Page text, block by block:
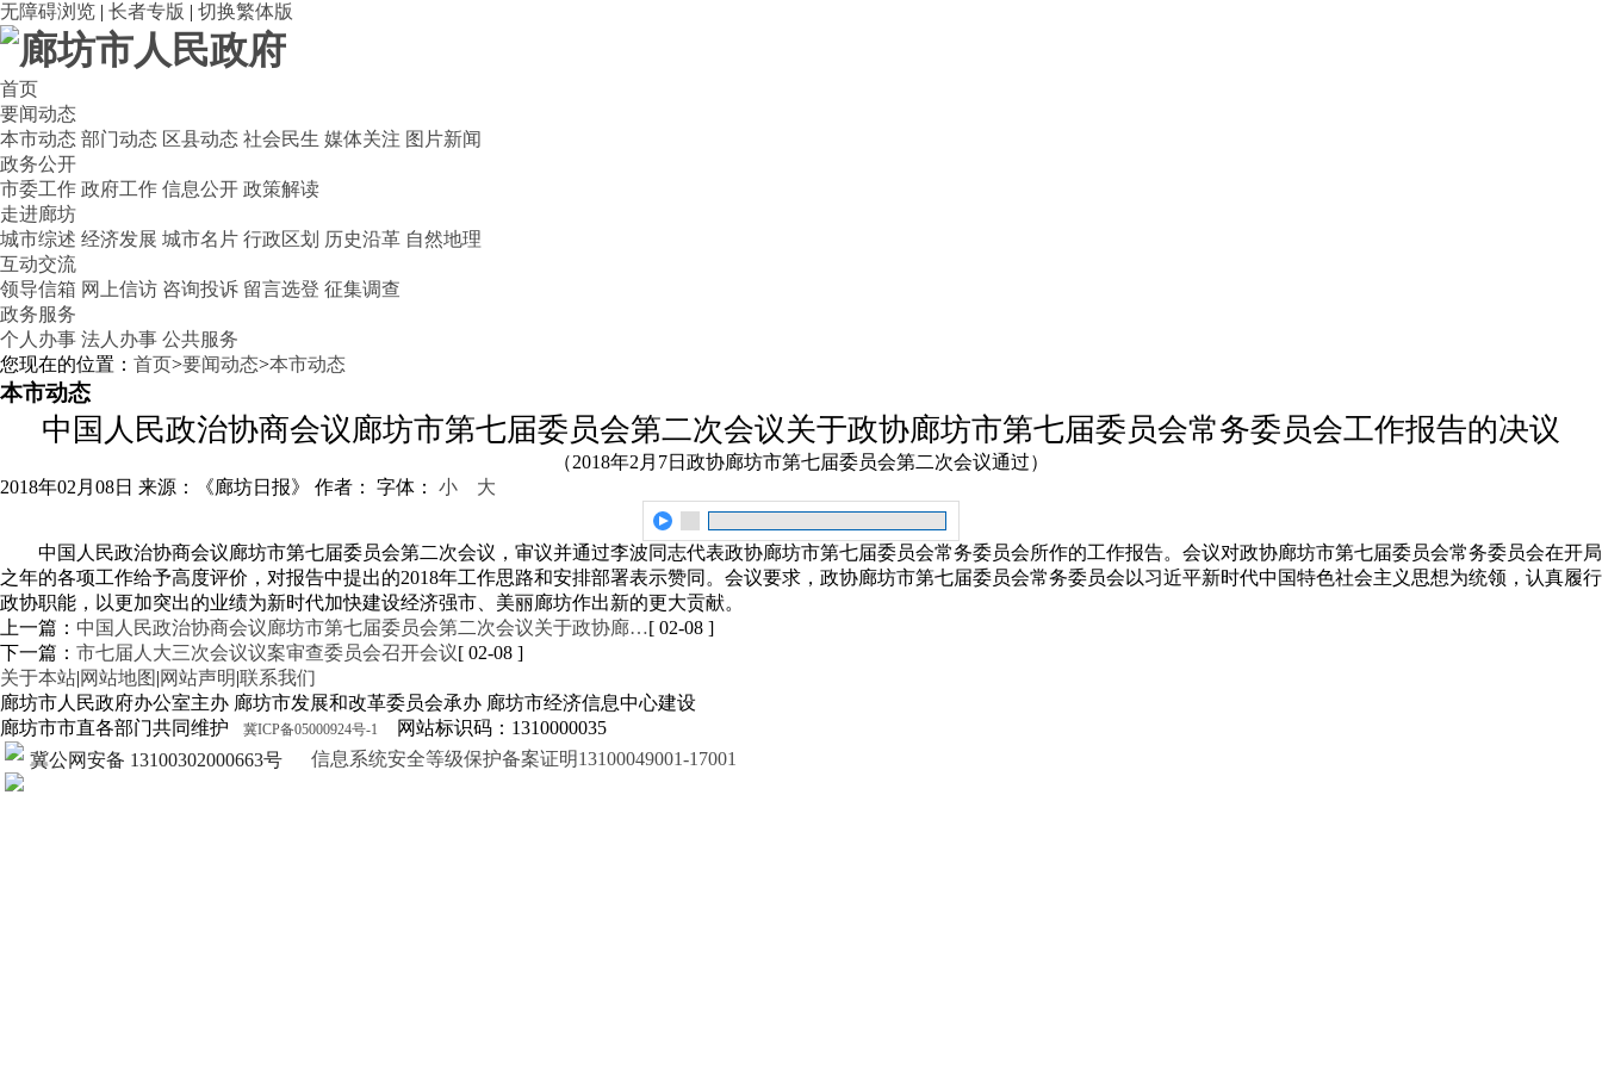
无障碍浏览 | 长者专版 | 切换繁体版
首页
要闻动态
本市动态 部门动态 区县动态 社会民生 媒体关注 图片新闻
政务公开
市委工作 政府工作 信息公开 政策解读
走进廊坊
城市综述 经济发展 城市名片 行政区划 历史沿革 自然地理
互动交流
领导信箱 网上信访 咨询投诉 留言选登 征集调查
政务服务
个人办事 法人办事 公共服务
您现在的位置： 首页>要闻动态>本市动态
本市动态
中国人民政治协商会议廊坊市第七届委员会第二次会议关于政协廊坊市第七届委员会常务委员会工作报告的决议
（2018年2月7日政协廊坊市第七届委员会第二次会议通过）
2018年02月08日 来源：《廊坊日报》 作者： 字体： 小 大
中国人民政治协商会议廊坊市第七届委员会第二次会议，审议并通过李波同志代表政协廊坊市第七届委员会常务委员会所作的工作报告。会议对政协廊坊市第七届委员会常务委员会在开局
之年的各项工作给予高度评价，对报告中提出的2018年工作思路和安排部署表示赞同。会议要求，政协廊坊市第七届委员会常务委员会以习近平新时代中国特色社会主义思想为统领，认真履行
政协职能，以更加突出的业绩为新时代加快建设经济强市、美丽廊坊作出新的更大贡献。
上一篇： 中国人民政治协商会议廊坊市第七届委员会第二次会议关于政协廊…[ 02-08 ]
下一篇： 市七届人大三次会议议案审查委员会召开会议[ 02-08 ]
关于本站|网站地图 |网站声明|联系我们
廊坊市人民政府办公室主办 廊坊市发展和改革委员会承办 廊坊市经济信息中心建设
廊坊市市直各部门共同维护
冀ICP备05000924号-1
网站标识码：1310000035
冀公网安备 13100302000663号
信息系统安全等级保护备案证明13100049001-17001